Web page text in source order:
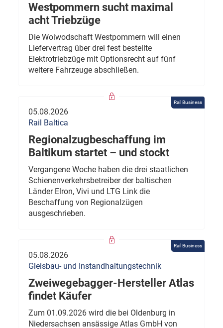
Westpommern sucht maximal
acht Triebzüge
Die Woiwodschaft Westpommern will einen
Liefervertrag über drei fest bestellte
Elektrotriebzüge mit Optionsrecht auf fünf
weitere Fahrzeuge abschließen.
Rail Business
05.08.2026
Rail Baltica
Regionalzugbeschaffung im
Baltikum startet – und stockt
Vergangene Woche haben die drei staatlichen
Schienenverkehrsbetreiber der baltischen
Länder Elron, Vivi und LTG Link die
Beschaffung von Regionalzügen
ausgeschrieben.
Rail Business
05.08.2026
Gleisbau- und Instandhaltungstechnik
Zweiwegebagger-Hersteller Atlas
findet Käufer
Zum 01.09.2026 wird die bei Oldenburg in
Niedersachsen ansässige Atlas GmbH von